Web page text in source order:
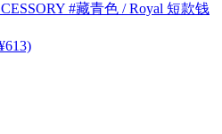
#藏青色 / Royal 短款钱